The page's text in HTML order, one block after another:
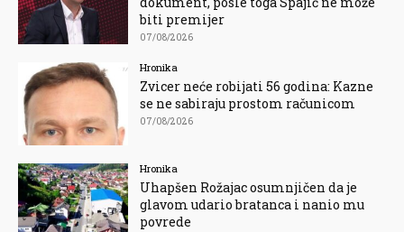
biti premijer
07/08/2026
Hronika
Zvicer neće robijati 56 godina: Kazne
se ne sabiraju prostom računicom
07/08/2026
Hronika
Uhapšen Rožajac osumnjičen da je
glavom udario bratanca i nanio mu
povrede